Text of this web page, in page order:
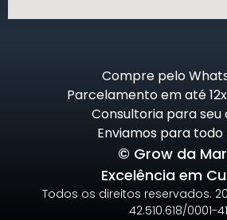
Compre pelo
Parcelamento em até
Consultoria para seu
Enviamos para todo
© Grow da
Excelência em
Todos os direitos reservados.
42.510.618/0001-41